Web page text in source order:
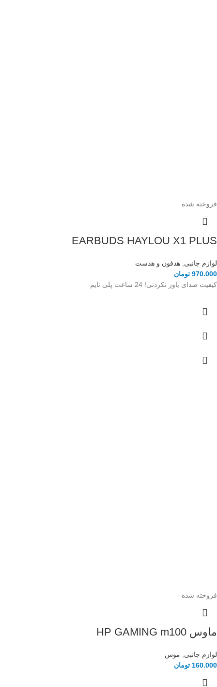
فروخته شده
EARBUDS HAYLOU X1 PLUS
لوازم جانبی, هدفون و هدست
970.000 تومان
کیفیت صدای باور نکردنی! 24 ساعت پلی تایم
فروخته شده
ماوس HP GAMING m100
لوازم جانبی, موس
160.000 تومان